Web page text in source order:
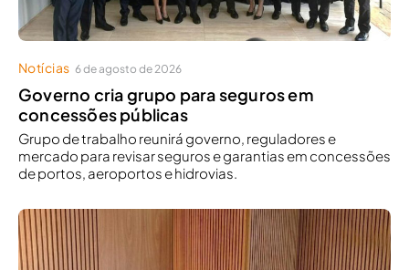
Notícias 6 de agosto de 2026
Governo cria grupo para seguros em
concessões públicas
Grupo de trabalho reunirá governo, reguladores e
mercado para revisar seguros e garantias em concessões
de portos, aeroportos e hidrovias.